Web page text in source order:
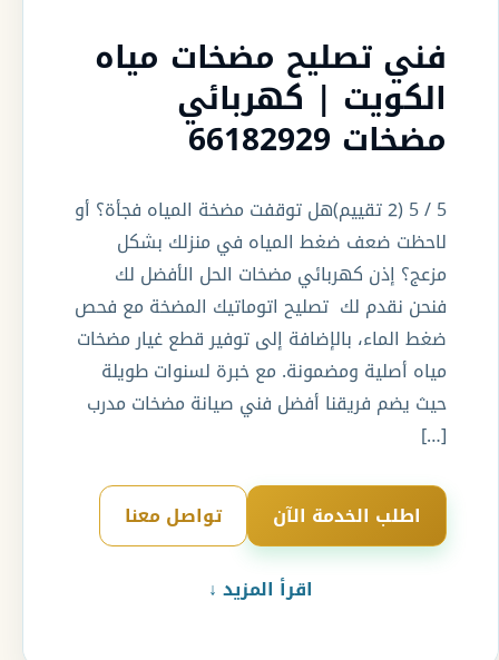
فني تصليح مضخات مياه
الكويت | كهربائي
مضخات 66182929
5 / 5 (2 تقييم)هل توقفت مضخة المياه فجأة؟ أو
لاحظت ضعف ضغط المياه في منزلك بشكل
مزعج؟ إذن كهربائي مضخات الحل الأفضل لك
فنحن نقدم لك تصليح اتوماتيك المضخة مع فحص
ضغط الماء، بالإضافة إلى توفير قطع غيار مضخات
مياه أصلية ومضمونة. مع خبرة لسنوات طويلة
حيث يضم فريقنا أفضل فني صيانة مضخات مدرب
[…]
اطلب الخدمة الآن تواصل معنا
اقرأ المزيد ↓